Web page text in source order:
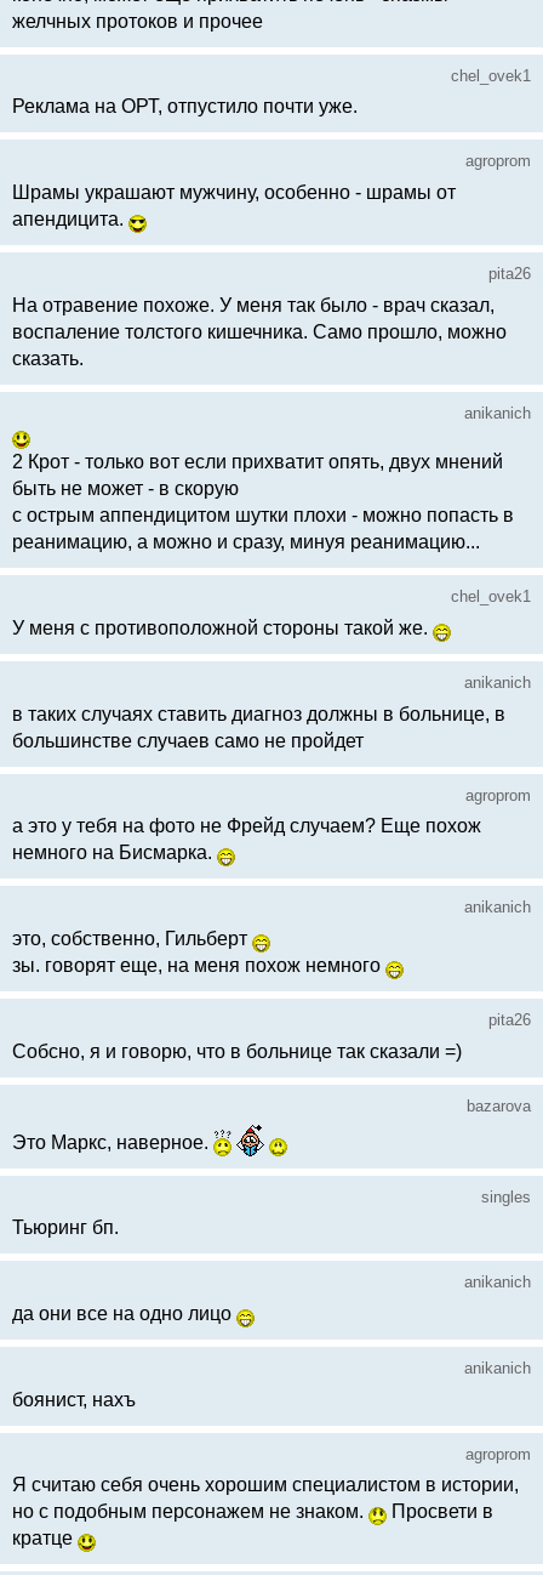
желчных протоков и прочее
chel_ovek1
Реклама на ОРТ, отпустило почти уже.
agroprom
Шрамы украшают мужчину, особенно - шрамы от
апендицита.
pita26
На отравение похоже. У меня так было - врач сказал,
воспаление толстого кишечника. Само прошло, можно
сказать.
anikanich
2 Крот - только вот если прихватит опять, двух мнений
быть не может - в скорую
с острым аппендицитом шутки плохи - можно попасть в
реанимацию, а можно и сразу, минуя реанимацию...
chel_ovek1
У меня с противоположной стороны такой же.
anikanich
в таких случаях ставить диагноз должны в больнице, в
большинстве случаев само не пройдет
agroprom
а это у тебя на фото не Фрейд случаем? Еще похож
немного на Бисмарка.
anikanich
это, собственно, Гильберт
зы. говорят еще, на меня похож немного
pita26
Собсно, я и говорю, что в больнице так сказали =)
bazarova
Это Маркс, наверное.
singles
Тьюринг бп.
anikanich
да они все на одно лицо
anikanich
боянист, нахъ
agroprom
Я считаю себя очень хорошим специалистом в истории,
но с подобным персонажем не знаком.
Просвети в
кратце